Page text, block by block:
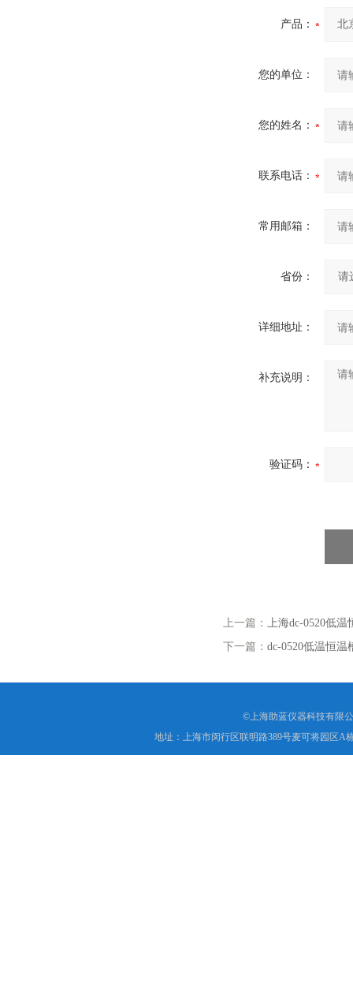
产品：
您的单位：
您的姓名：
联系电话：
常用邮箱：
省份：
详细地址：
补充说明：
验证码：
上一篇： 上海dc-0520低
下一篇： dc-0520低温恒
©上海助蓝仪器科技有限
地址：上海市闵行区联明路389号麦可将园区A